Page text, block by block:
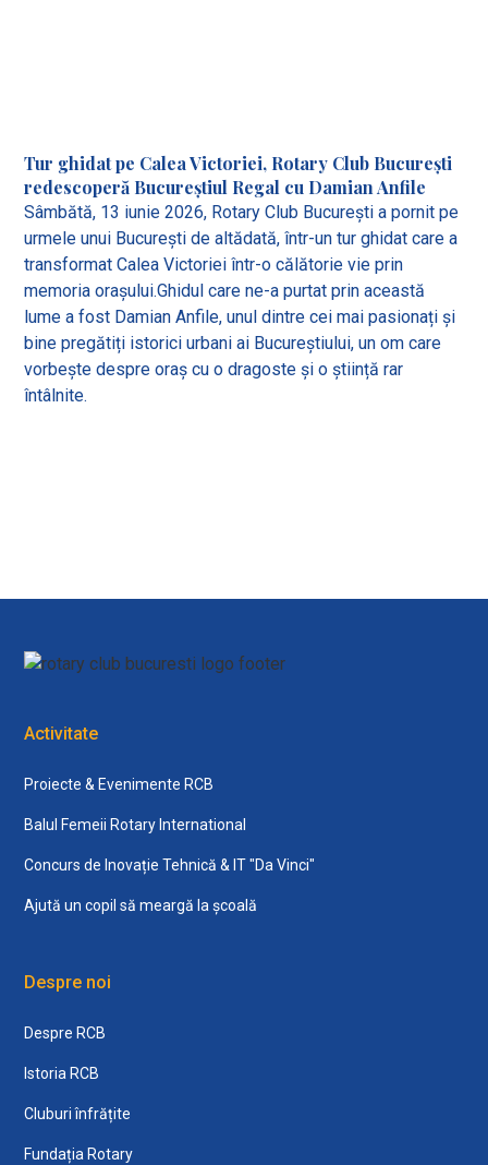
Tur ghidat pe Calea Victoriei, Rotary Club București
redescoperă Bucureștiul Regal cu Damian Anfile
Sâmbătă, 13 iunie 2026, Rotary Club București a pornit pe
urmele unui București de altădată, într-un tur ghidat care a
transformat Calea Victoriei într-o călătorie vie prin
memoria orașului.Ghidul care ne-a purtat prin această
lume a fost Damian Anfile, unul dintre cei mai pasionați și
bine pregătiți istorici urbani ai Bucureștiului, un om care
vorbește despre oraș cu o dragoste și o știință rar
întâlnite.
Activitate
Proiecte & Evenimente RCB
Balul Femeii Rotary International
Concurs de Inovație Tehnică & IT "Da Vinci"
Ajută un copil să meargă la școală
Despre noi
Despre RCB
Istoria RCB
Cluburi înfrățite
Fundația Rotary